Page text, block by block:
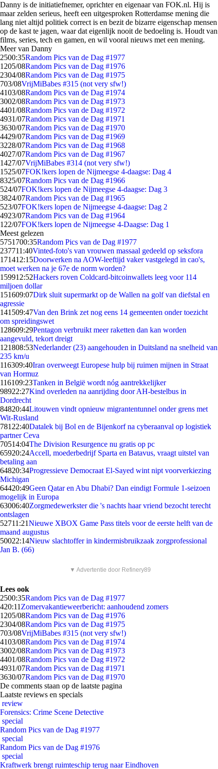
Danny is de initiatiefnemer, oprichter en eigenaar van FOK.nl. Hij is
maar zelden serieus, heeft een uitgesproken Rotterdamse mening die
lang niet altijd politiek correct is en bezit de bizarre eigenschap mensen
op de kast te jagen, waar dat eigenlijk nooit de bedoeling is. Houdt van
films, series, tech en gamen, en wil vooral nieuws met een mening.
Meer van Danny
2500:35Random Pics van de Dag #1977
1205/08Random Pics van de Dag #1976
2304/08Random Pics van de Dag #1975
703/08VrijMiBabes #315 (not very sfw!)
4103/08Random Pics van de Dag #1974
3002/08Random Pics van de Dag #1973
4401/08Random Pics van de Dag #1972
4931/07Random Pics van de Dag #1971
3630/07Random Pics van de Dag #1970
4429/07Random Pics van de Dag #1969
3228/07Random Pics van de Dag #1968
4027/07Random Pics van de Dag #1967
1427/07VrijMiBabes #314 (not very sfw!)
1525/07FOK!kers lopen de Nijmeegse 4-daagse: Dag 4
8325/07Random Pics van de Dag #1966
524/07FOK!kers lopen de Nijmeegse 4-daagse: Dag 3
3824/07Random Pics van de Dag #1965
523/07FOK!kers lopen de Nijmeegse 4-daagse: Dag 2
4923/07Random Pics van de Dag #1964
1 22/07FOK!kers lopen de Nijmeegse 4-Daagse: Dag 1
Meest gelezen
5751700:35Random Pics van de Dag #1977
237711:40Vinted-foto's van vrouwen massaal gedeeld op seksfora
171412:15Doorwerken na AOW-leeftijd vaker vastgelegd in cao's,
moet werken na je 67e de norm worden?
159912:52Hackers roven Coldcard-bitcoinwallets leeg voor 114
miljoen dollar
151609:07Dirk sluit supermarkt op de Wallen na golf van diefstal en
agressie
141509:47Van den Brink zet nog eens 14 gemeenten onder toezicht
om spreidingswet
128609:29Pentagon verbruikt meer raketten dan kan worden
aangevuld, tekort dreigt
121808:53Nederlander (23) aangehouden in Duitsland na snelheid van
235 km/u
116309:40Iran overweegt Europese hulp bij ruimen mijnen in Straat
van Hormuz
116109:23Tanken in België wordt nóg aantrekkelijker
98922:27Kind overleden na aanrijding door AH-bestelbus in
Dordrecht
84820:44Litouwen vindt opnieuw migrantentunnel onder grens met
Wit-Rusland
781 22:40Datalek bij Bol en de Bijenkorf na cyberaanval op logistiek
partner Ceva
70514:04The Division Resurgence nu gratis op pc
65920:24Accell, moederbedrijf Sparta en Batavus, vraagt uitstel van
betaling aan
64820:34Progressieve Democraat El-Sayed wint nipt voorverkiezing
Michigan
64420:49Geen Qatar en Abu Dhabi? Dan eindigt Formule 1-seizoen
mogelijk in Europa
63006:40Zorgmedewerkster die 's nachts haar vriend bezocht terecht
ontslagen
52711:21Nieuwe XBOX Game Pass titels voor de eerste helft van de
maand augustus
50022:14Nieuw slachtoffer in kindermisbruikzaak zorgprofessional
Jan B. (66)
▼ Advertentie door Refinery89
Lees ook
2500:35Random Pics van de Dag #1977
420:11 Zomervakantieweerbericht: aanhoudend zomers
1205/08Random Pics van de Dag #1976
2304/08Random Pics van de Dag #1975
703/08VrijMiBabes #315 (not very sfw!)
4103/08Random Pics van de Dag #1974
3002/08Random Pics van de Dag #1973
4401/08Random Pics van de Dag #1972
4931/07Random Pics van de Dag #1971
3630/07Random Pics van de Dag #1970
De comments staan op de laatste pagina
Laatste reviews en specials
review
Forensics: Crime Scene Detective
special
Random Pics van de Dag #1977
special
Random Pics van de Dag #1976
special
Kraftwerk brengt ruimteschip terug naar Eindhoven